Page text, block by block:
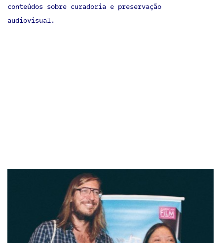
conteúdos sobre curadoria e preservação
audiovisual.